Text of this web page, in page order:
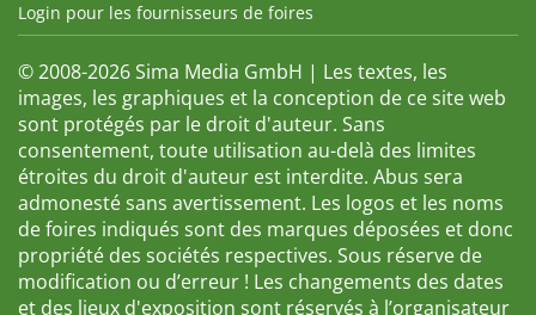
Login pour les fournisseurs de foires
© 2008-2026 Sima Media GmbH | Les textes, les
images, les graphiques et la conception de ce site web
sont protégés par le droit d'auteur. Sans
consentement, toute utilisation au-delà des limites
étroites du droit d'auteur est interdite. Abus sera
admonesté sans avertissement. Les logos et les noms
de foires indiqués sont des marques déposées et donc
propriété des sociétés respectives. Sous réserve de
modification ou d’erreur ! Les changements des dates
et des lieux d'exposition sont réservés à l’organisateur